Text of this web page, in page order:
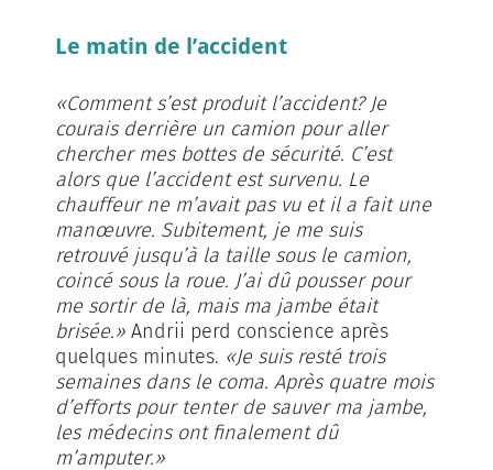
Le matin de l’accident
«Comment s’est produit l’accident? Je
courais derrière un camion pour aller
chercher mes bottes de sécurité. C’est
alors que l’accident est survenu. Le
chauffeur ne m’avait pas vu et il a fait une
manœuvre. Subitement, je me suis
retrouvé jusqu’à la taille sous le camion,
coincé sous la roue. J’ai dû pousser pour
me sortir de là, mais ma jambe était
brisée.» Andrii perd conscience après
quelques minutes. «Je suis resté trois
semaines dans le coma. Après quatre mois
d’efforts pour tenter de sauver ma jambe,
les médecins ont finalement dû
m’amputer.»